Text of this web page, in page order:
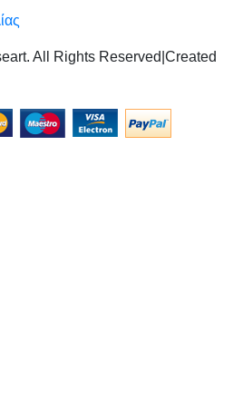
All Rights Reserved Created